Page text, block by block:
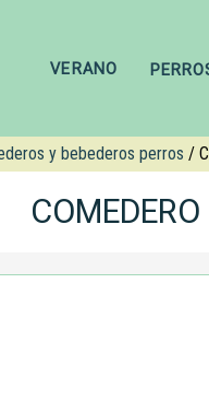
VERANO
y bebederos perros /